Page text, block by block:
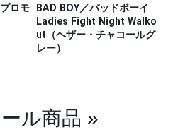
BOY／バッドボーイ
Fight Night Walko
ヘザー・チャコールグ
Hayabusa
ヤブサ・ファイト
CHIKARA
ル商品 »